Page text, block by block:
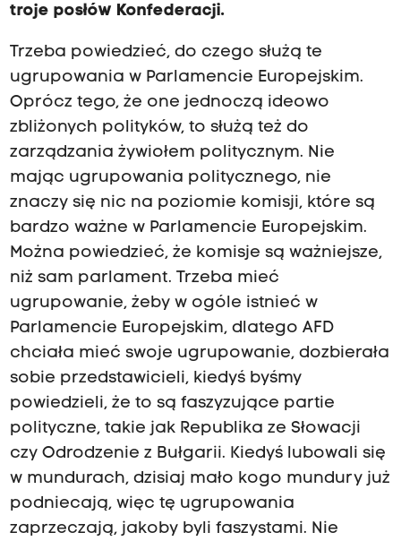
troje posłów Konfederacji.
Trzeba powiedzieć, do czego służą te
ugrupowania w Parlamencie Europejskim.
Oprócz tego, że one jednoczą ideowo
zbliżonych polityków, to służą też do
zarządzania żywiołem politycznym. Nie
mając ugrupowania politycznego, nie
znaczy się nic na poziomie komisji, które są
bardzo ważne w Parlamencie Europejskim.
Można powiedzieć, że komisje są ważniejsze,
niż sam parlament. Trzeba mieć
ugrupowanie, żeby w ogóle istnieć w
Parlamencie Europejskim, dlatego AFD
chciała mieć swoje ugrupowanie, dozbierała
sobie przedstawicieli, kiedyś byśmy
powiedzieli, że to są faszyzujące partie
polityczne, takie jak Republika ze Słowacji
czy Odrodzenie z Bułgarii. Kiedyś lubowali się
w mundurach, dzisiaj mało kogo mundury już
podniecają, więc tę ugrupowania
zaprzeczają, jakoby byli faszystami. Nie